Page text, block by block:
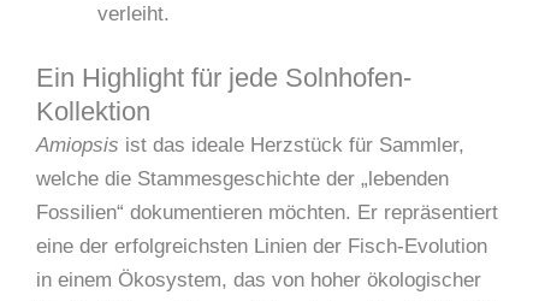
verleiht.
Ein Highlight für jede Solnhofen-
Kollektion
Amiopsis ist das ideale Herzstück für Sammler,
welche die Stammesgeschichte der „lebenden
Fossilien“ dokumentieren möchten. Er repräsentiert
eine der erfolgreichsten Linien der Fisch-Evolution
in einem Ökosystem, das von hoher ökologischer